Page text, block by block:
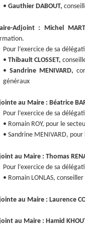
• Gauthier DABOUT,
Adjoint : Michel
Pour l’exercice de sa
• Thibault CLOSSET,
• Sandrine MENIVARD,
généraux
au Maire : Béatrice
Pour l’exercice de sa
• Romain ROY, pour le
• Sandrine MENIVARD,
au Maire : Thomas
Pour l’exercice de sa
• Romain LONLAS,
au Maire : Laurence
au Maire : Hamid